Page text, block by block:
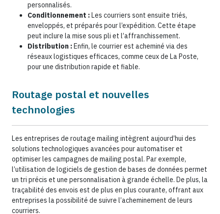
personnalisés.
Conditionnement :Les courriers sont ensuite triés,
enveloppés, et préparés pour l’expédition. Cette étape
peut inclure la mise sous pli et l’affranchissement.
Distribution :Enfin, le courrier est acheminé via des
réseaux logistiques efficaces, comme ceux de La Poste,
pour une distribution rapide et fiable.
Routage postal et nouvelles
technologies
Les entreprises de routage mailing intègrent aujourd’hui des
solutions technologiques avancées pour automatiser et
optimiser les campagnes de mailing postal. Par exemple,
l’utilisation de logiciels de gestion de bases de données permet
un tri précis et une personnalisation à grande échelle. De plus, la
traçabilité des envois est de plus en plus courante, offrant aux
entreprises la possibilité de suivre l’acheminement de leurs
courriers.